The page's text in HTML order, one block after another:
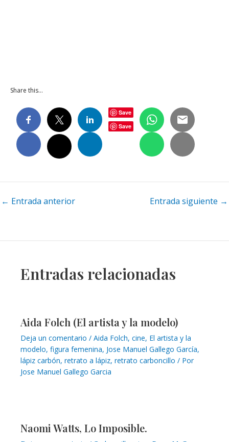
Share this…
Save
Save
Navegación
← Entrada anterior Entrada siguiente →
Entradas relacionadas
Aida Folch (El artista y la modelo)
Deja un comentario / Aida Folch, cine, El artista y la
modelo, figura femenina, Jose Manuel Gallego García,
lápiz carbón, retrato a lápiz, retrato carboncillo / Por
Jose Manuel Gallego Garcia
Naomi Watts, Lo Imposible.